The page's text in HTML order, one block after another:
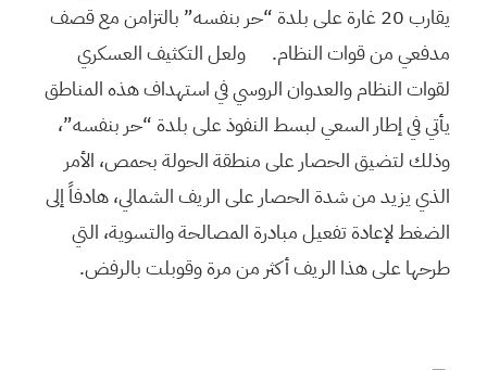
يقارب 20 غارة على بلدة “حر بنفسه” بالتزامن مع قصف
مدفعي من قوات النظام. ولعل التكثيف العسكري
لقوات النظام والعدوان الروسي في استهداف هذه المناطق
يأتي في إطار السعي لبسط النفوذ على بلدة “حر بنفسه”،
وذلك لتضيق الحصار على منطقة الحولة بحمص، الأمر
الذي يزيد من شدة الحصار على الريف الشمالي، هادفاً إلى
الضغط لإعادة تفعيل مبادرة المصالحة والتسوية، التي
طرحها على هذا الريف أكثر من مرة وقوبلت بالرفض.